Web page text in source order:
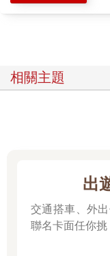
相關主題
出
交通搭車、外
聯名卡面任你挑